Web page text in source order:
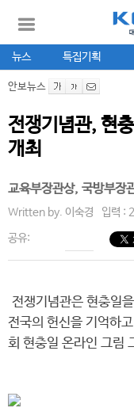
뉴스 특집기획
안보뉴스
전쟁기념관, 현
개최
교육부장관상, 국방부장
Written by. 이숙경 입력 :
공유:
전쟁기념관은 현충일
전국의 헌신을 기억하
회 현충일 온라인 그림